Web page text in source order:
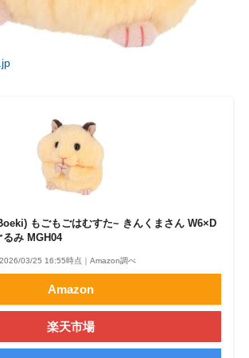
もごもごはむすた~ きんくまさん W6×D
み MGH04
2026/03/25 16:55時点｜Amazon調べ
Amazon
楽天市場